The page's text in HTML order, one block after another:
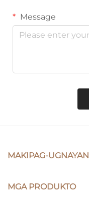
Message
MAKIPAG-UGNAYAN
MGA PRODUKTO